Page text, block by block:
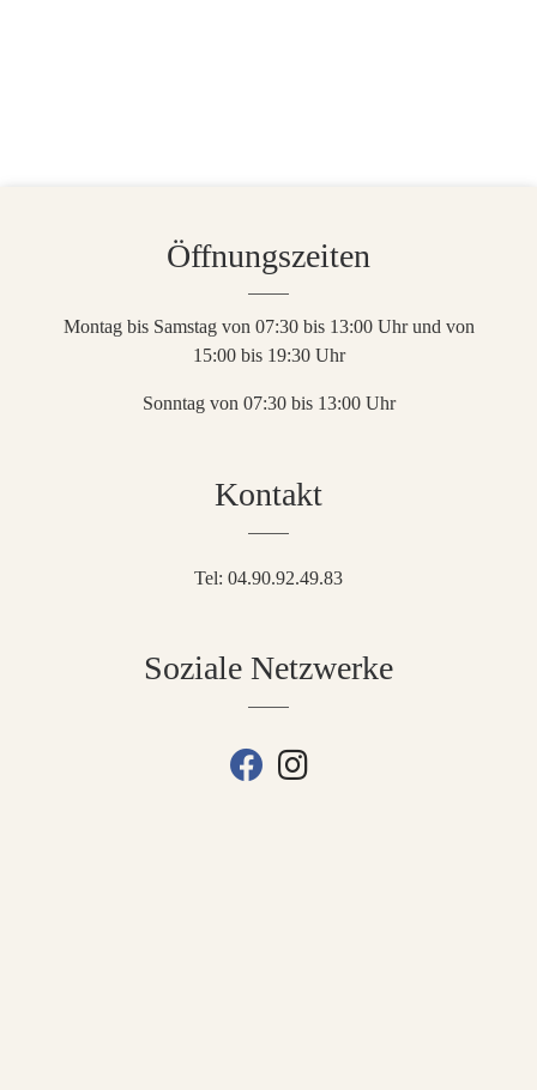
Öffnungszeiten
Montag bis Samstag von 07:30 bis 13:00 Uhr und von
15:00 bis 19:30 Uhr
Sonntag von 07:30 bis 13:00 Uhr
Kontakt
Tel: 04.90.92.49.83
Soziale Netzwerke
fab fa-facebook
fab fa-instagram